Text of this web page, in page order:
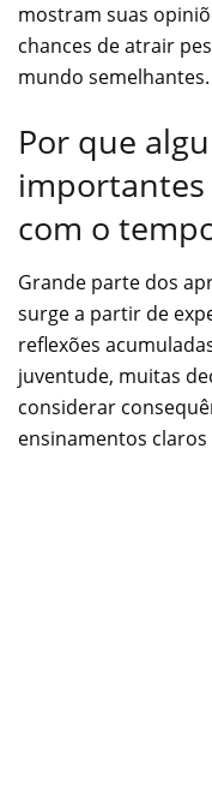
mostram suas
chances de atrair
mundo semelhantes.
Por que
importantes
com o
Grande parte dos
surge a partir de
reflexões
juventude, muitas
considerar
ensinamentos